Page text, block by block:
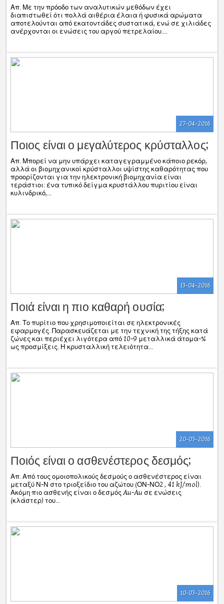
Απ. Με την πρόοδο των αναλυτικών μεθόδων έχει
διαπιστωθεί ότι πολλά αιθέρια έλαια ή φυσικά αρώματα
αποτελούνται από εκατοντάδες συστατικά, ενώ σε χιλιάδες
ανέρχονται οι ενώσεις του αργού πετρελαίου....
27-04-2016
Ποιος είναι ο μεγαλύτερος κρύσταλλος;
Απ. Μπορεί να μην υπάρχει καταγεγραμμένο κάποιο ρεκόρ,
αλλά οι βιομηχανικοί κρύσταλλοι υψίστης καθαρότητας που
προορίζονται για την ηλεκτρονική βιομηχανία είναι
τεράστιοι: ένα τυπικό δείγμα κρυστάλλου πυριτίου είναι
κυλινδρικό,...
13-04-2016
Ποιά είναι η πιο καθαρή ουσία;
Απ. Το πυρίτιο που χρησιμοποιείται σε ηλεκτρονικές
εφαρμογές. Παρασκευάζεται με την τεχνική της τήξης κατά
ζώνες και περιέχει λιγότερα από 10-9 μεταλλικά άτομα-%
ως προσμίξεις. Η κρυσταλλική τελειότητα...
20-03-2016
Ποιός είναι ο ασθενέστερος δεσμός;
Απ. Από τους ομοιοπολικούς δεσμούς ο ασθενέστερος είναι
μεταξύ Ν-Ν στο τριοξείδιο του αζώτου (ΟΝ-ΝΟ2 , 41 kJ/mol).
Ακόμη πιο ασθενής είναι ο δεσμός Au-Au σε ενώσεις
(κλάστερ) του...
10-03-2016